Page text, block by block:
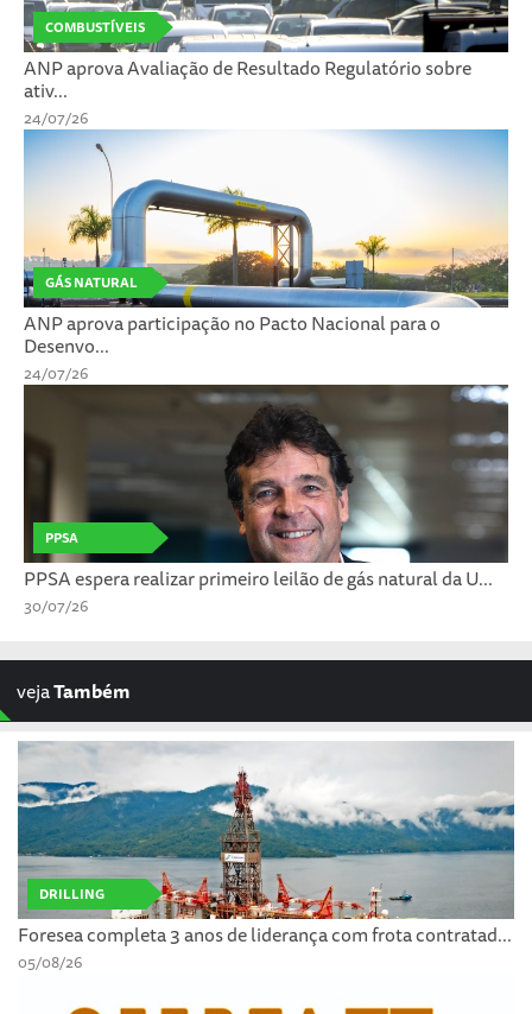
COMBUSTÍVEIS
ANP aprova Avaliação de Resultado Regulatório sobre
ativ...
24/07/26
GÁS NATURAL
ANP aprova participação no Pacto Nacional para o
Desenvo...
24/07/26
PPSA
PPSA espera realizar primeiro leilão de gás natural da U...
30/07/26
vejaTambém
DRILLING
Foresea completa 3 anos de liderança com frota contratad...
05/08/26